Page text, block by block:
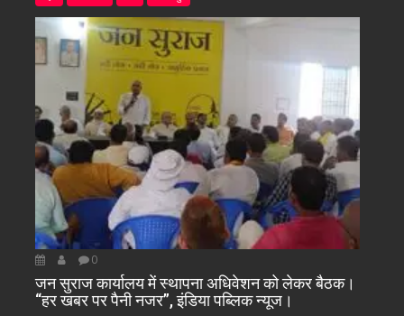
0
जन सुराज कार्यालय में स्थापना अधिवेशन को लेकर बैठक।
“हर खबर पर पैनी नजर”, इंडिया पब्लिक न्यूज।